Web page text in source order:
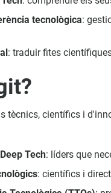
tecnològica:
: traduir fites
tècnics, científics i
Tech: líders que
: científics i